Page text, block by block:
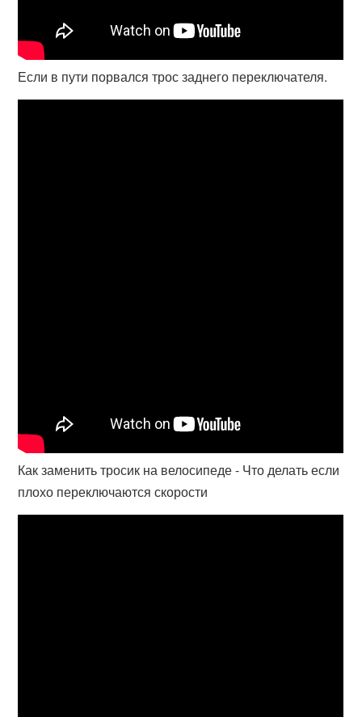
Если в пути порвался трос заднего переключателя.
Как заменить тросик на велосипеде - Что делать если
плохо переключаются скорости